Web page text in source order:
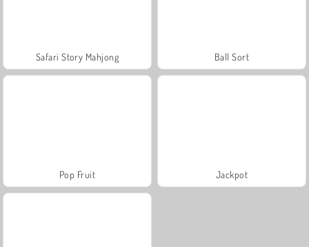
Safari Story Mahjong Ball Sort
Pop Fruit Jackpot